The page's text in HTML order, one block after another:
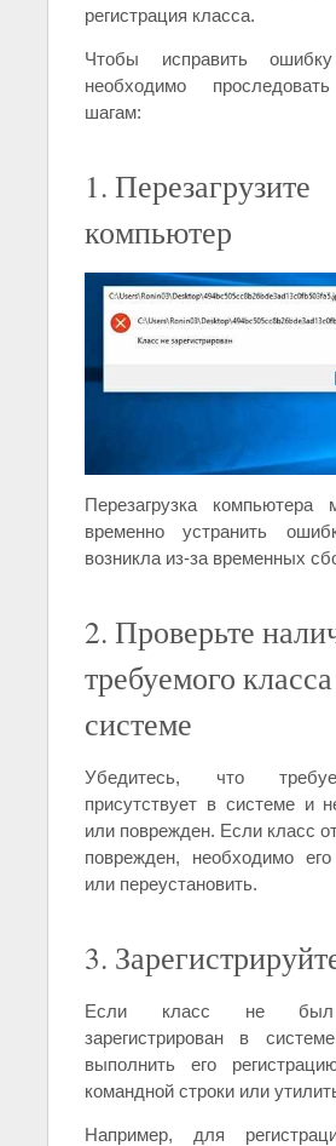
регистрация класса.
Чтобы исправить ошибку
необходимо
шагам:
1. Перезагрузите
компьютер
Перезагрузка компьютера
временно устранить
возникла из-за временных
2. Проверьте
требуемого
системе
Убедитесь, что
присутствует в системе и
или поврежден. Если класс
поврежден, необходимо его
или переустановить.
3.
Если класс не был
зарегистрирован в
выполнить его
командной строки или
Например, для